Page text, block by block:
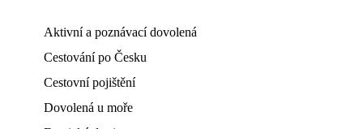
Aktivní a poznávací dovolená
Cestování po Česku
Cestovní pojištění
Dovolená u moře